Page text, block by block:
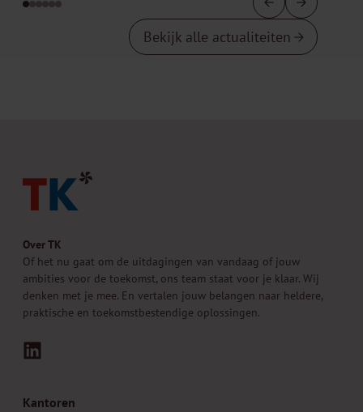
Bekijk alle actualiteiten
Over TK
Of het nu gaat om de uitdagingen van vandaag of jouw
ambities voor de toekomst, ons team staat voor je klaar. Wij
denken met je mee. En vertalen jouw belangen naar heldere,
praktische en toekomstbestendige oplossingen.
Kantoren